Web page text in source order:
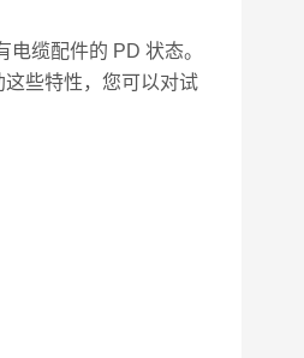
缆配件的 PD 状态。
些特性，您可以对试